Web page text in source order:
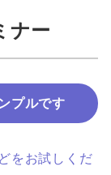
ナー
プルです
をお試しくだ